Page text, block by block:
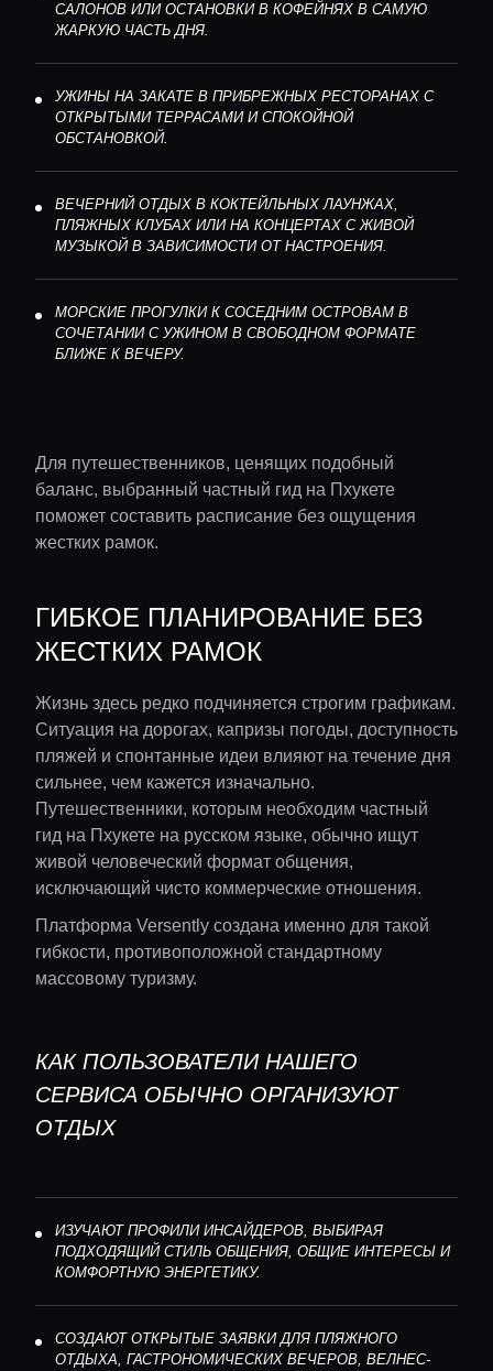
Локации
Гиды
Консьерж сервис
Lifestyle журнал
САЛОНОВ ИЛИ ОСТАНОВКИ В КОФЕЙНЯХ В САМУЮ
ЖАРКУЮ ЧАСТЬ ДНЯ.
УЖИНЫ НА ЗАКАТЕ В ПРИБРЕЖНЫХ РЕСТОРАНАХ С
ОТКРЫТЫМИ ТЕРРАСАМИ И СПОКОЙНОЙ
ОБСТАНОВКОЙ.
ВЕЧЕРНИЙ ОТДЫХ В КОКТЕЙЛЬНЫХ ЛАУНЖАХ,
ПЛЯЖНЫХ КЛУБАХ ИЛИ НА КОНЦЕРТАХ С ЖИВОЙ
МУЗЫКОЙ В ЗАВИСИМОСТИ ОТ НАСТРОЕНИЯ.
МОРСКИЕ ПРОГУЛКИ К СОСЕДНИМ ОСТРОВАМ В
СОЧЕТАНИИ С УЖИНОМ В СВОБОДНОМ ФОРМАТЕ
БЛИЖЕ К ВЕЧЕРУ.
Для путешественников, ценящих подобный
баланс, выбранный частный гид на Пхукете
поможет составить расписание без ощущения
жестких рамок.
ГИБКОЕ ПЛАНИРОВАНИЕ БЕЗ
ЖЕСТКИХ РАМОК
Жизнь здесь редко подчиняется строгим графикам.
Ситуация на дорогах, капризы погоды, доступность
пляжей и спонтанные идеи влияют на течение дня
сильнее, чем кажется изначально.
Путешественники, которым необходим частный
гид на Пхукете на русском языке, обычно ищут
живой человеческий формат общения,
исключающий чисто коммерческие отношения.
Платформа Versently создана именно для такой
гибкости, противоположной стандартному
массовому туризму.
КАК ПОЛЬЗОВАТЕЛИ НАШЕГО
СЕРВИСА ОБЫЧНО ОРГАНИЗУЮТ
ОТДЫХ
ИЗУЧАЮТ ПРОФИЛИ ИНСАЙДЕРОВ, ВЫБИРАЯ
ПОДХОДЯЩИЙ СТИЛЬ ОБЩЕНИЯ, ОБЩИЕ ИНТЕРЕСЫ И
КОМФОРТНУЮ ЭНЕРГЕТИКУ.
СОЗДАЮТ ОТКРЫТЫЕ ЗАЯВКИ ДЛЯ ПЛЯЖНОГО
ОТДЫХА, ГАСТРОНОМИЧЕСКИХ ВЕЧЕРОВ, ВЕЛНЕС-